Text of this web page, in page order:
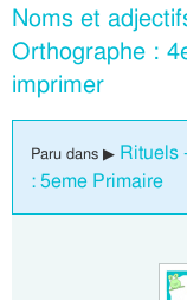
Noms et
Orthographe :
imprimer
Paru dans ▶ Rituels
: 5eme Primaire